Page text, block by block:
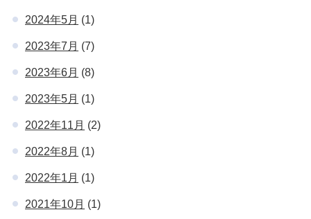
2024年5月 (1)
2023年7月 (7)
2023年6月 (8)
2023年5月 (1)
2022年11月 (2)
2022年8月 (1)
2022年1月 (1)
2021年10月 (1)